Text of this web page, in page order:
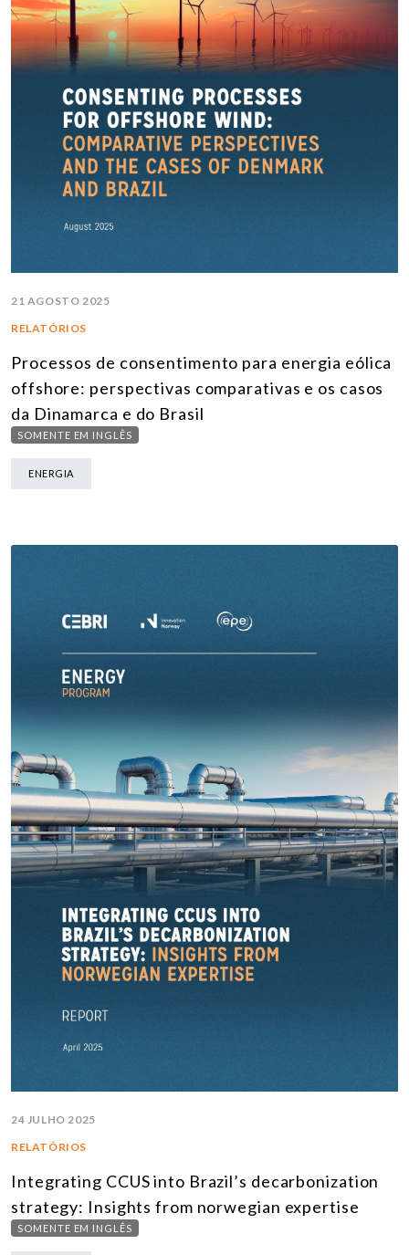
21 AGOSTO 2025
RELATÓRIOS
Processos de consentimento para energia eólica
offshore: perspectivas comparativas e os casos
da Dinamarca e do Brasil
SOMENTE EM INGLÊS
ENERGIA
24 JULHO 2025
RELATÓRIOS
Integrating CCUS into Brazil’s decarbonization
strategy: Insights from norwegian expertise
SOMENTE EM INGLÊS